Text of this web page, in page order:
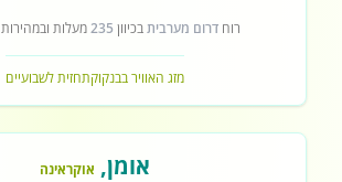
רוח דרום מערביתבכיוון 235מעלות ובמהירות
מזג האוויר בבנקוקתחזית לשבועיים
אומן, אוקראינה